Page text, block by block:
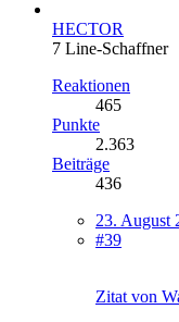
HECTOR
7 Line-Schaffner
Reaktionen
465
Punkte
2.363
Beiträge
436
23. August
#39
Zitat von